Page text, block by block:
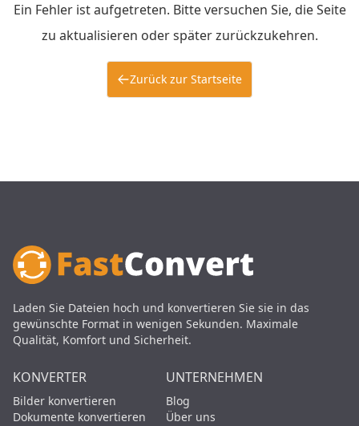
Ein Fehler ist aufgetreten. Bitte versuchen Sie, die Seite
zu aktualisieren oder später zurückzukehren.
Zurück zur Startseite
Laden Sie Dateien hoch und konvertieren Sie sie in das
gewünschte Format in wenigen Sekunden. Maximale
Qualität, Komfort und Sicherheit.
KONVERTER
Bilder konvertieren
Dokumente konvertieren
UNTERNEHMEN
Blog
Über uns